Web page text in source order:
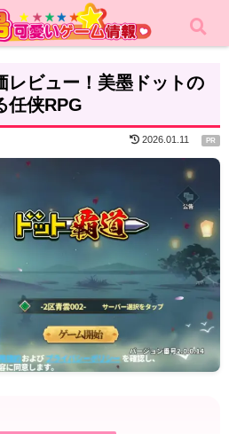
RPG
レビュー！美墨ドットの
任侠RPG
2026.01.11